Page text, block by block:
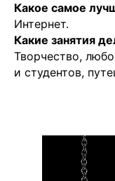
Какое самое
Интернет.
Какие занятия
Творчество,
и студентов,